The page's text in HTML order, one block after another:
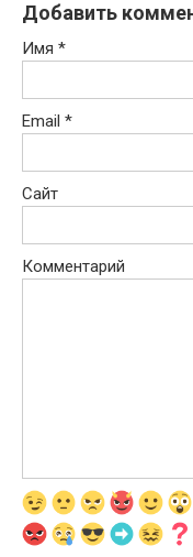
Добавить
Имя *
Email *
Сайт
Комментарий